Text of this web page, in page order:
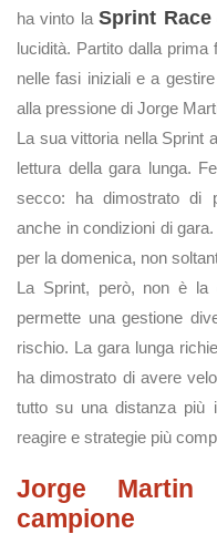
ha vinto laSprint Race
lucidità. Partito dalla
nelle fasi iniziali e a
alla pressione di Jorge
La sua vittoria nella Sprint
lettura della gara lunga.
secco: ha dimostrato di
anche in condizioni di
per la domenica, non
La Sprint, però, non è la
permette una gestione
rischio. La gara lunga
ha dimostrato di avere
tutto su una distanza più
reagire e strategie più
Jorge
campione